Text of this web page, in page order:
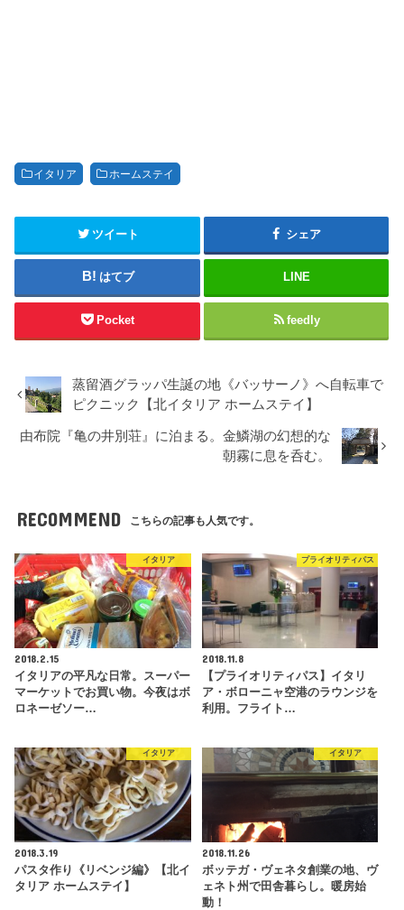
イタリア ホームステイ
ツイート シェア
はてブ LINE
Pocket feedly
蒸留酒グラッパ生誕の地《バッサーノ》へ自転車で
ピクニック【北イタリア ホームステイ】
由布院『亀の井別荘』に泊まる。金鱗湖の幻想的な
朝霧に息を呑む。
RECOMMEND こちらの記事も人気です。
イタリア
2018.2.15
イタリアの平凡な日常。スーパー
マーケットでお買い物。今夜はボ
ロネーゼソー…
プライオリティパス
2018.11.8
【プライオリティパス】イタリ
ア・ボローニャ空港のラウンジを
利用。フライト…
イタリア
2018.3.19
パスタ作り《リベンジ編》【北イ
タリア ホームステイ】
イタリア
2018.11.26
ボッテガ・ヴェネタ創業の地、ヴ
ェネト州で田舎暮らし。暖房始
動！